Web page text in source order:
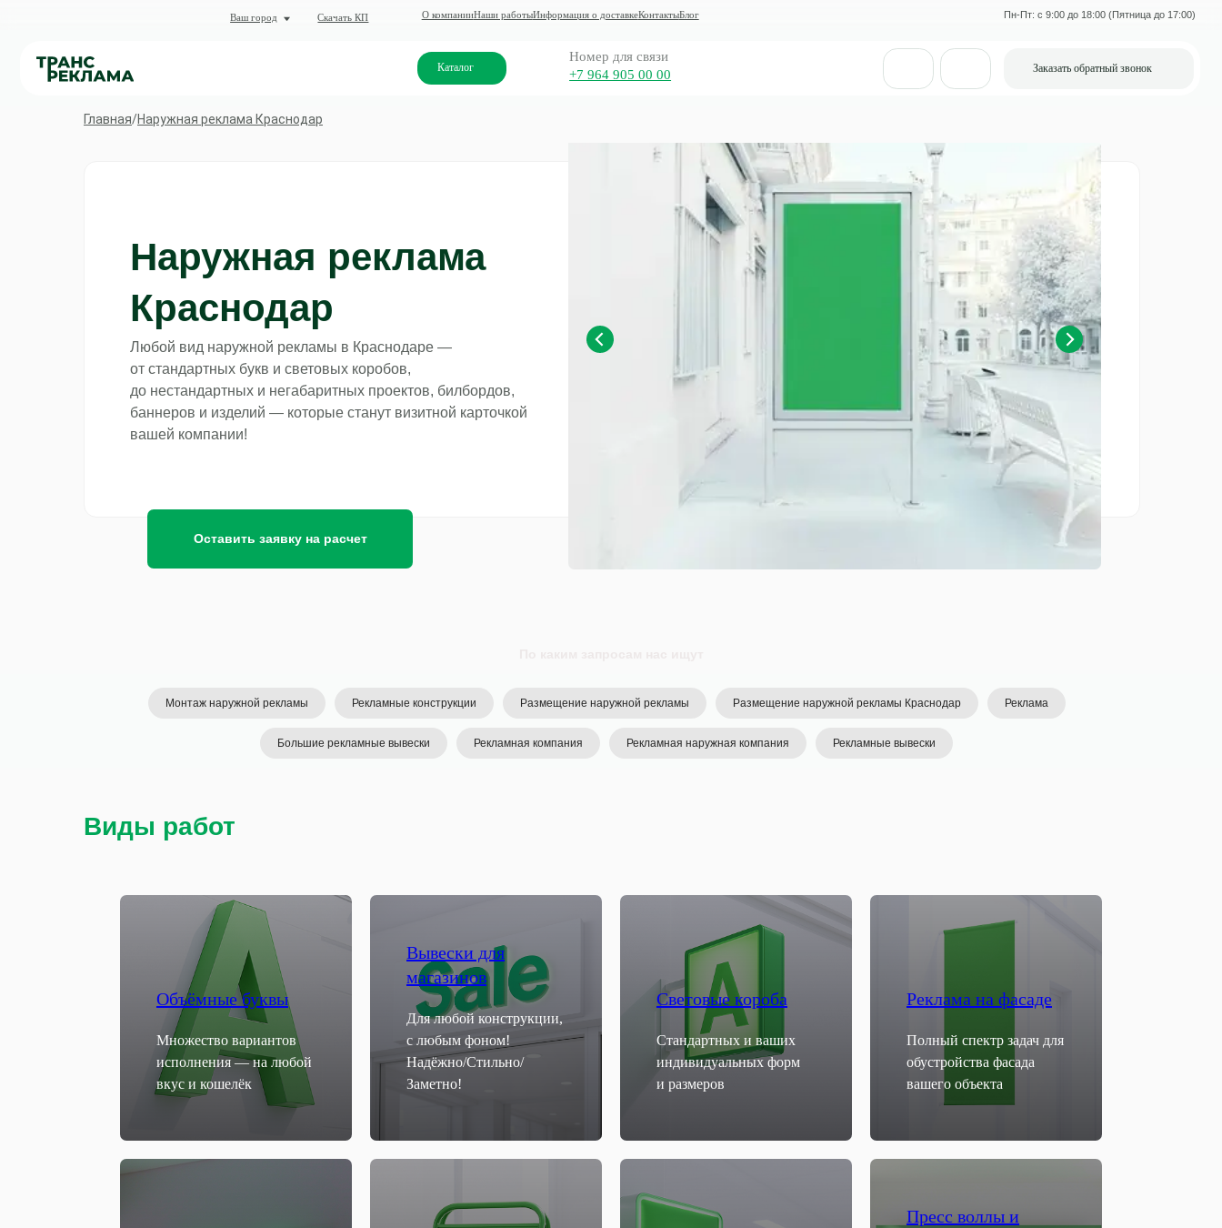
О компанииНаши работыИнформация о доставкеКонтактыБлог
Скачать КП
Ваш город Пн-Пт: с 9:00 до 18:00 (Пятница до 17:00)
Заказать обратный звонок
Каталог
Номер для связи
Главная/Наружная реклама Краснодар
Наружная реклама
Краснодар
Любой вид наружной рекламы в Краснодаре —
от стандартных букв и световых коробов,
до нестандартных и негабаритных проектов, билбордов,
баннеров и изделий — которые станут визитной карточкой
вашей компании!
Оставить заявку на расчет
Монтаж наружной рекламы Рекламные конструкции Размещение наружной рекламы Размещение наружной рекламы Краснодар Реклама
Большие рекламные вывески Рекламная компания Рекламная наружная компания Рекламные вывески
Виды работ
Объёмные буквы
Множество вариантов
исполнения — на любой
вкус и кошелёк
Вывески для
магазинов
Для любой конструкции,
с любым фоном!
Надёжно/Стильно/
Заметно!
Световые короба
Стандартных и ваших
индивидуальных форм
и размеров
Реклама на фасаде
Полный спектр задач для
обустройства фасада
вашего объекта
Пресс воллы и